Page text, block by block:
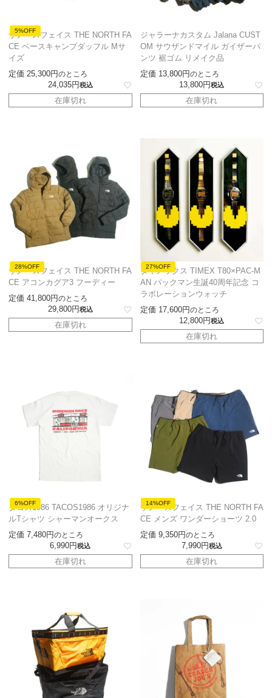
5%OFF
ザノースフェイス THE NORTH FA
CE ベースキャンプダッフル Mサ
イズ
定価 25,300 のところ
24,035 税込
在庫切れ
ジャラーナカスタム Jalana CUST
OM サウザンドマイル ガイザーパ
ンツ 裾ゴム リメイク品
定価 13,800 のところ
13,800 税込
在庫切れ
28%OFF
ザノースフェイス THE NORTH FA
CE アコンカグア3 フーディー
定価 41,800 のところ
29,800 税込
在庫切れ
27%OFF
タイメックス TIMEX T80×PAC-M
AN パックマン生誕40周年記念 コ
ラボレーションウォッチ
定価 17,600 のところ
12,800 税込
在庫切れ
6%OFF
タコス1986 TACOS1986 オリジナ
ルTシャツ シャーマンオークス
定価 7,480 のところ
6,990 税込
在庫切れ
14%OFF
ザノースフェイス THE NORTH FA
CE メンズ ワンダーショーツ 2.0
定価 9,350 のところ
7,990 税込
在庫切れ